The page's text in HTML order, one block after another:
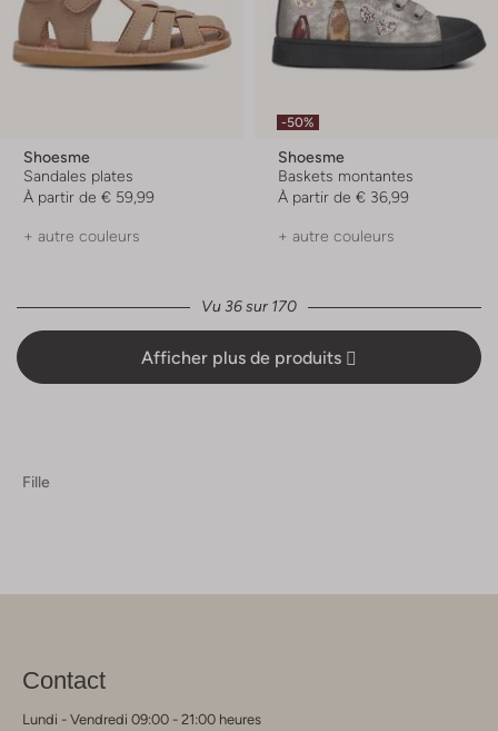
Shoesme
Sandales plates
À partir de € 59,99
+ autre couleurs
-50%
Shoesme
Baskets montantes
À partir de € 36,99
+ autre couleurs
Vu 36 sur 170
Afficher plus de produits
Fille
Contact
Lundi - Vendredi 09:00 - 21:00 heures